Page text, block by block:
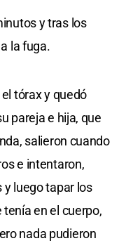
y tras los
la fuga.
tórax y quedó
pareja e hija, que
salieron cuando
e intentaron,
y luego tapar los
en el cuerpo,
nada pudieron